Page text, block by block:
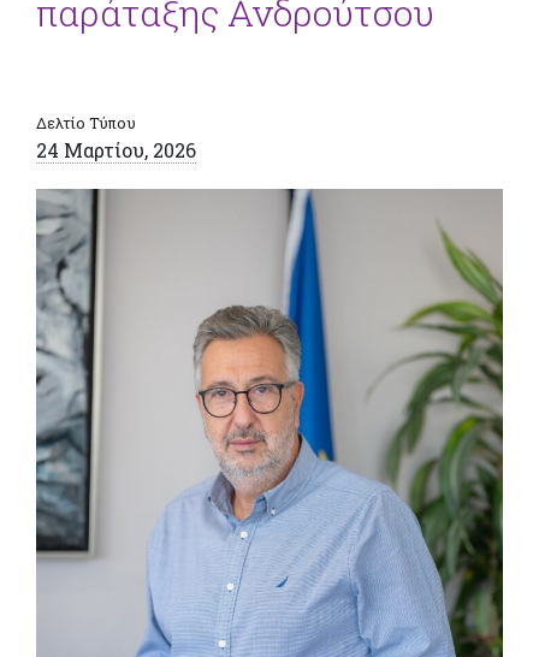
παράταξης Ανδρούτσου
Δελτίο Τύπου
24 Μαρτίου, 2026